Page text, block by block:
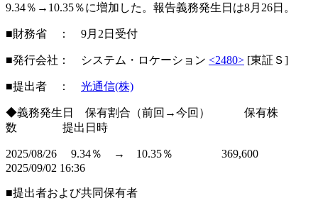
9.34％→10.35％に増加した。報告義務発生日は8月26日。
■財務省 ： 9月2日受付
■発行会社： システム・ロケーション <2480> [東証Ｓ]
■提出者 ： 光通信(株)
◆義務発生日 保有割合（前回→今回） 保有株
数 提出日時
2025/08/26 9.34％ → 10.35％ 369,600
2025/09/02 16:36
■提出者および共同保有者